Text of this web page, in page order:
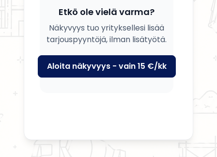
Etkö ole vielä varma?
Näkyvyys tuo yrityksellesi lisää
tarjouspyyntöjä, ilman lisätyötä.
Aloita näkyvyys - vain 15 €/kk